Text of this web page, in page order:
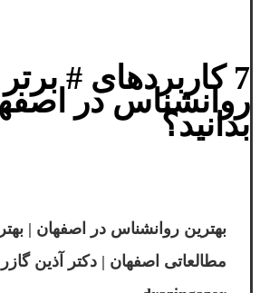
7 کاربردهای #
روانشناس در
بدانید؟
بهترین روانشناس در اصفهان |
مطالعاتی اصفهان | دکتر آذین